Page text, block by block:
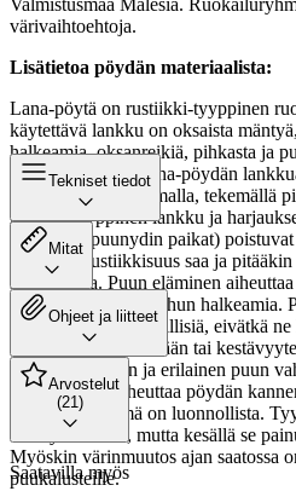
Valmistusmaa Malesia.
värivaihtoehtoja.
Lisätietoa pöydän materiaalista:
Lana-pöytä on rustiikki-tyyppinen
käytettävä lankku on oksaista
halkeamia, oksanreikiä, pihkasta ja
epätasaisuuksia. Lana-pöydän
koneellisesti harjaamalla, tekemällä
rustiikkityyppinen lankku ja
(pihkan ja puunydin paikat)
pöydässä rustiikkisuus saa ja
luonnollista. Puun eläminen
saattaa aiheuttaa puuhun
mänty kannelle tyypillisiä, eivätkä
vaikuta sen käyttöikään tai
määrä, puunydin ja erilainen puun
lankuissa voi aiheuttaa pöydän
kuvioeroja - tämä on luonnollista.
esiintyä talvella, mutta kesällä se
Myöskin värinmuutos ajan saatossa
puukalusteille.
Tekniset tiedot
Mitat
Ohjeet ja liitteet
Arvostelut
(21)
Saatavilla myös